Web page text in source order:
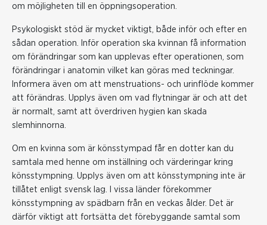
om möjligheten till en öppningsoperation.
Psykologiskt stöd är mycket viktigt, både inför och efter en
sådan operation. Inför operation ska kvinnan få information
om förändringar som kan upplevas efter operationen, som
förändringar i anatomin vilket kan göras med teckningar.
Informera även om att menstruations- och urinflöde kommer
att förändras. Upplys även om vad flytningar är och att det
är normalt, samt att överdriven hygien kan skada
slemhinnorna.
Om en kvinna som är könsstympad får en dotter kan du
samtala med henne om inställning och värderingar kring
könsstympning. Upplys även om att könsstympning inte är
tillåtet enligt svensk lag. I vissa länder förekommer
könsstympning av spädbarn från en veckas ålder. Det är
därför viktigt att fortsätta det förebyggande samtal som